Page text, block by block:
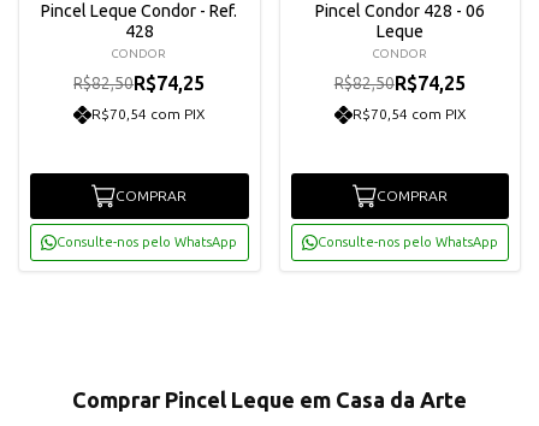
Pincel Leque Condor - Ref.
428
CONDOR
R$82,50R$74,25
R$70,54 com PIX
COMPRAR
Consulte-nos pelo WhatsApp
Pincel Condor 428 - 06
Leque
CONDOR
R$82,50R$74,25
R$70,54 com PIX
COMPRAR
Consulte-nos pelo WhatsApp
Comprar Pincel Leque em Casa da Arte